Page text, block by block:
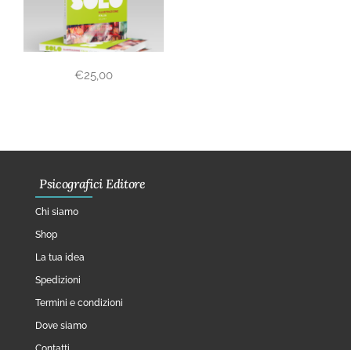
€25,00
Psicografici Editore
Chi siamo
Shop
La tua idea
Spedizioni
Termini e condizioni
Dove siamo